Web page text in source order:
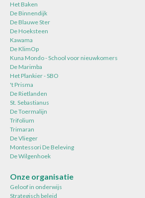
Het Baken
De Binnendijk
De Blauwe Ster
De Hoeksteen
Kawama
De KlimOp
Kuna Mondo - School voor nieuwkomers
De Marimba
Het Plankier - SBO
't Prisma
De Rietlanden
St. Sebastianus
De Toermalijn
Trifolium
Trimaran
De Vlieger
Montessori De Beleving
De Wilgenhoek
Onze organisatie
Geloof in onderwijs
Strategisch beleid